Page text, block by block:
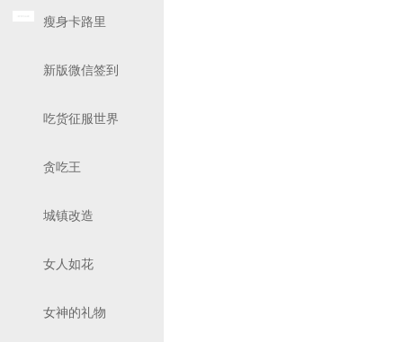
瘦身卡路里
新版微信签到
吃货征服世界
贪吃王
城镇改造
女人如花
女神的礼物